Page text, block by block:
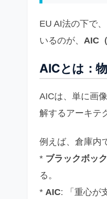
EU AI法の下で
いるのが、 AIC
AICとは：
AICは、単に画
解するアーキテ
例えば、倉庫内
* ブラックボッ
る。
* AIC: 「重心が